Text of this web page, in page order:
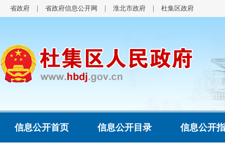
省政府 省政府信息公开网 淮北市政府 杜集区政府
信息公开首页 信息公开目录 信息公开